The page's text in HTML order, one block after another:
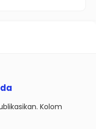
Kolom